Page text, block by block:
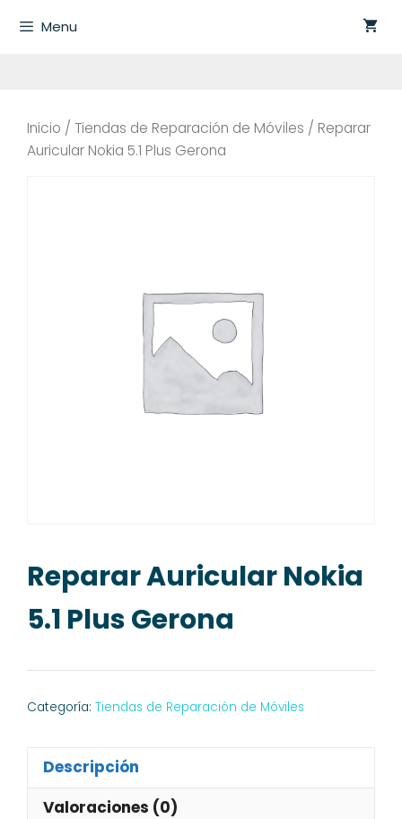
Menu
Inicio / Tiendas de Reparación de Móviles / Reparar
Auricular Nokia 5.1 Plus Gerona
Reparar Auricular Nokia
5.1 Plus Gerona
Categoría: Tiendas de Reparación de Móviles
Descripción
Valoraciones (0)